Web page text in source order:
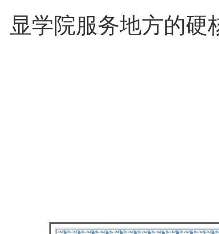
显学院服务地方的硬